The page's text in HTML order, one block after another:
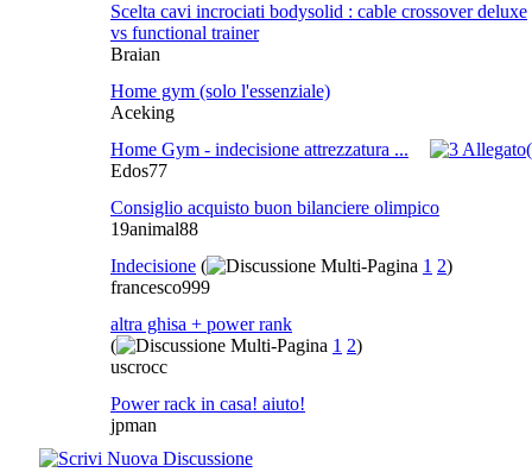
Scelta cavi incrociati bodysolid : cable crossover deluxe
vs functional trainer
Braian
Home gym (solo l'essenziale)
Aceking
Home Gym - indecisione attrezzatura ...
Edos77
Consiglio acquisto buon bilanciere olimpico
19animal88
Indecisione ( 1 2)
francesco999
altra ghisa + power rank
(
1 2)
uscrocc
Power rack in casa! aiuto!
jpman